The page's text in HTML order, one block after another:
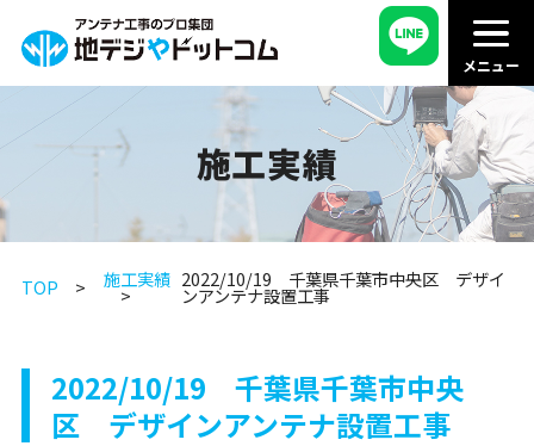
施工実績
TOP 施工実績 2022/10/19 千葉県千葉市中央区 デザイ
ンアンテナ設置工事
2022/10/19 千葉県千葉市中央
区 デザインアンテナ設置工事